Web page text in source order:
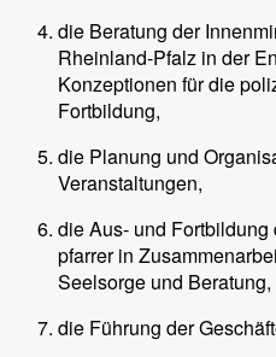
die Beratung der
Rheinland-Pfalz in der
Konzeptionen für die
Fortbildung,
die Planung und
Veranstaltungen,
die Aus- und
pfarrer in
Seelsorge und Beratung,
die Führung der